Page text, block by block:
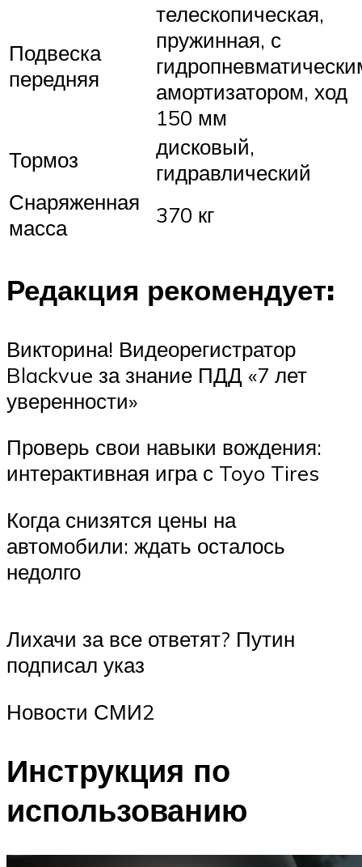
Подвеска
передняя
телескопическая,
пружинная, с
амортизатором, ход
150 мм
Тормоз
дисковый,
гидравлический
Снаряженная
масса
370 кг
Редакция рекомендует:
Викторина! Видеорегистратор
Blackvue за знание ПДД «7 лет
уверенности»
Проверь свои навыки вождения:
интерактивная игра с Toyo Tires
Когда снизятся цены на
автомобили: ждать осталось
недолго
Лихачи за все ответят? Путин
подписал указ
Новости СМИ2
Инструкция по
использованию